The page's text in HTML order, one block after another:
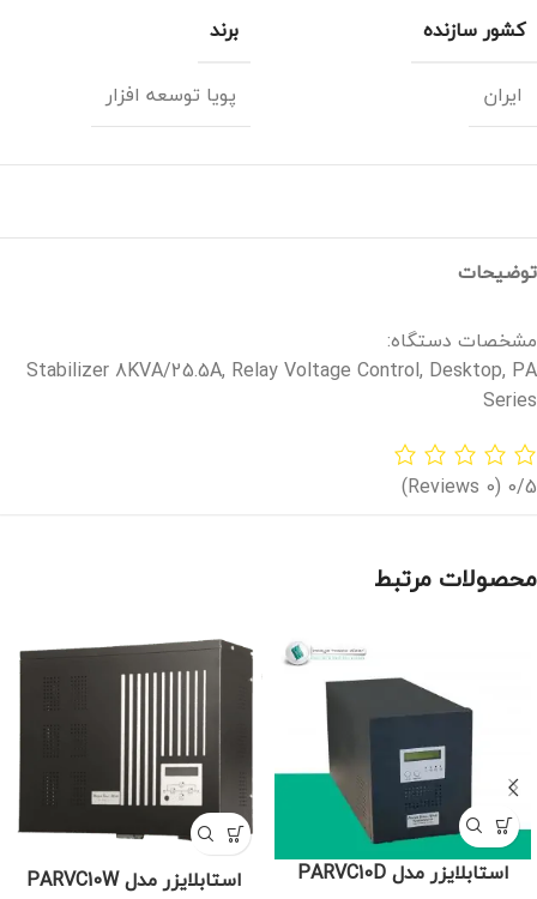
کشور سازنده
ایران
برند
پویا توسعه افزار
توضیحات
مشخصات دستگاه:
Stabilizer 8KVA/25.5A, Relay Voltage Control, Desktop, PA
Series
0/5
(0 Reviews)
محصولات مرتبط
استابلایزر مدل PARVC10D
استابلایزر مدل PARVC10W